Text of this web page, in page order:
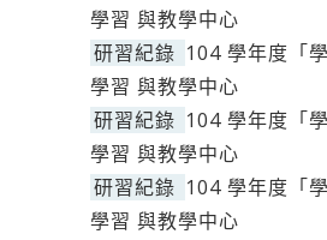
學習 與教學中心
研習紀錄 104 學年度「
學習 與教學中心
研習紀錄 104 學年度「
學習 與教學中心
研習紀錄 104 學年度「
學習 與教學中心